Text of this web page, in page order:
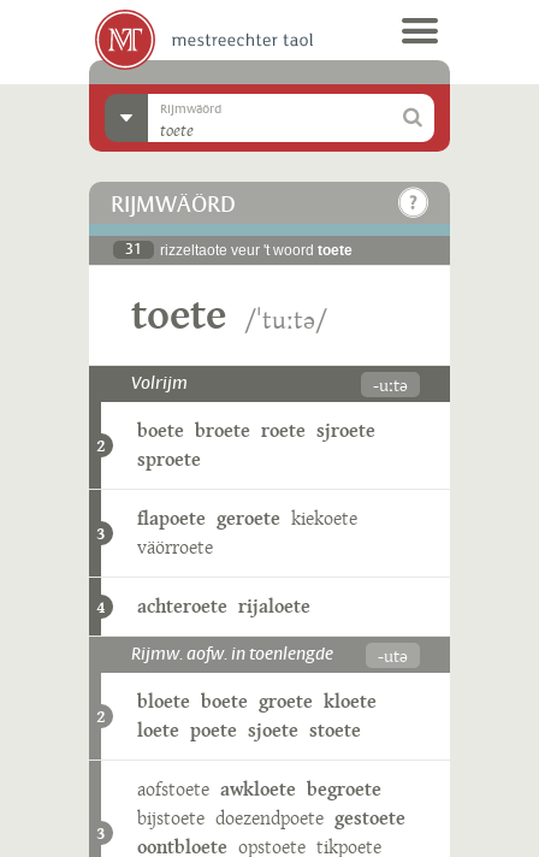
Rijmwäörd
RIJMWÄÖRD
31 rizzeltaote veur 't woord toete
toete /ˈtuːtə/
Volrijm -uːtə
2
boete broete roete sjroete
sproete
3
flapoete geroete kiekoete
väörroete
4 achteroete rijaloete
Rijmw. aofw. in toenlengde -utə
2
bloete boete groete kloete
loete poete sjoete stoete
3
aofstoete awkloete begroete
bijstoete doezendpoete gestoete
oontbloete opstoete tikpoete